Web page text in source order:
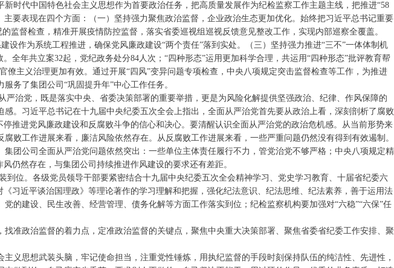
时代中国特色社会主义思想作为首要政治任务，把高质量发展作为纪检监察工作主题主线，把推进“58
要表现在四个方面：（一）坚持强力聚焦政治监督，企业政治生态更加优化。始终把习近平总书记重要
监督检查，精准开展疫情防控监督，落实省委巡视组巡视反馈意见整改工作，实现内部巡察全覆盖。
设作为系统工程推进，确保党风廉政建设“两个责任”落到实处。（三）坚持强力推进“三不”一体体制机
年共立案32起，党纪政务处分84人次；“四种形态”运用更加科学合理，共运用“四种形态”批评教育帮
主义治理更加有效。通过开展“四风”变异问题专项检查，中央八项规定突击监督检查等工作，为推进
务了集团公司“巩固提升年”中心工作任务。
治党，既是落实中央、省委决策部署的重要举措，更是为风险化解提供坚强政治、纪律、作风保障的
。习近平总书记在十九届中央纪委五次全会上指出，全面从严治党首先要从政治上看，深刻剖析了腐败
推进党风廉政建设和反腐败斗争的信心和决心。要清醒认识全面从严治党的政治危机感。从当前形势来
败工作进展来看，廉洁风险依然存在。从反腐败工作进展来看，一些严重问题仍然没有得到有效遏制。
团公司全面从严治党问题依然突出：一些单位主体责任履行不力，管党治党不够严格；中央八项规定精
仍然存在，与集团公司持续推进作风建设的要求还有差距。
位。各级党员领导干部要紧密结合十九届中央纪委五次全会精神学习、党史学习教育、十届省纪委六
习近平谈治国理政》等理论著作的学习理解和把握，强化纪法意识、纪法思维、纪法素养，善于运用法
的建设、民生改善、经营管理、债务化解等方面工作落实到位；纪检监察机构要加强对“六稳”“六保”任
准政治监督的着力点，定准政治监督的关键点，聚焦中央重大决策部署、聚焦省委省纪委工作安排、聚
义思想武装头脑，牢记使命担当，注重党性锤炼，用执纪监督的手段时刻保持队伍的纯洁性、先进性，